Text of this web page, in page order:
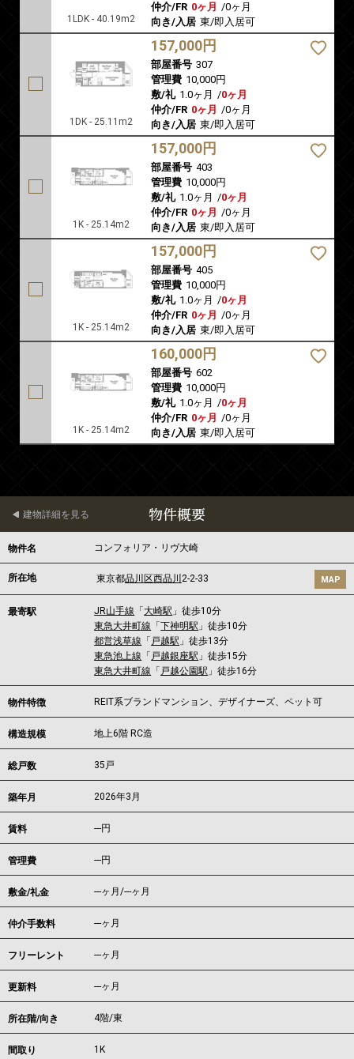
1LDK - 40.19m2
仲介/FR 0ヶ月 /0ヶ月
向き/入居 東/即入居可
1DK - 25.11m2
157,000円
部屋番号 307
管理費 10,000円
敷/礼 1.0ヶ月 /0ヶ月
仲介/FR 0ヶ月 /0ヶ月
向き/入居 東/即入居可
1K - 25.14m2
157,000円
部屋番号 403
管理費 10,000円
敷/礼 1.0ヶ月 /0ヶ月
仲介/FR 0ヶ月 /0ヶ月
向き/入居 東/即入居可
1K - 25.14m2
157,000円
部屋番号 405
管理費 10,000円
敷/礼 1.0ヶ月 /0ヶ月
仲介/FR 0ヶ月 /0ヶ月
向き/入居 東/即入居可
1K - 25.14m2
160,000円
部屋番号 602
管理費 10,000円
敷/礼 1.0ヶ月 /0ヶ月
仲介/FR 0ヶ月 /0ヶ月
向き/入居 東/即入居可
物件概要
建物詳細を見る
物件名 コンフォリア・リヴ大崎
所在地 東京都品川区西品川 2-2-33 MAP
最寄駅 JR山手線 「 大崎駅 」徒歩10分
東急大井町線 「下神明駅 」徒歩10分
都営浅草線 「 戸越駅 」徒歩13分
東急池上線 「 戸越銀座駅 」徒歩15分
東急大井町線 「 戸越公園駅 」徒歩16分
物件特徴 REIT系ブランドマンション、デザイナーズ、ペット可
構造規模 地上6階 RC造
総戸数 35戸
築年月 2026年3月
賃料 ---円
管理費 ---円
敷金/礼金 ---ヶ月/---ヶ月
仲介手数料 ---ヶ月
フリーレント ---ヶ月
更新料 ---ヶ月
所在階/向き 4階/東
間取り 1K